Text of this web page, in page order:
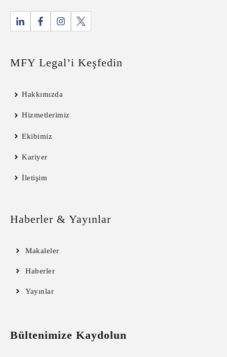
MFY Legal’i Keşfedin
Hakkımızda
Hizmetlerimiz
Ekibimiz
Kariyer
İletişim
Haberler & Yayınlar
Makaleler
Haberler
Yayınlar
Bültenimize Kaydolun